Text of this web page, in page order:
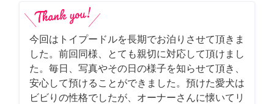
今回はトイプードルを長期でお泊りさせて頂きま
した。前回同様、とても親切に対応して頂けまし
た。毎日、写真やその日の様子を知らせて頂き、
安心して預けることができました。預けた愛犬は
ビビりの性格でしたが、オーナーさんに懐いてリ